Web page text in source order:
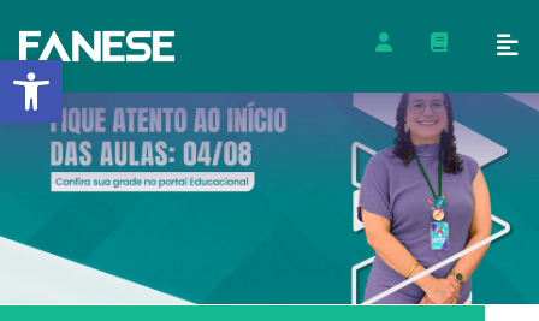
Barra de Ferramentas